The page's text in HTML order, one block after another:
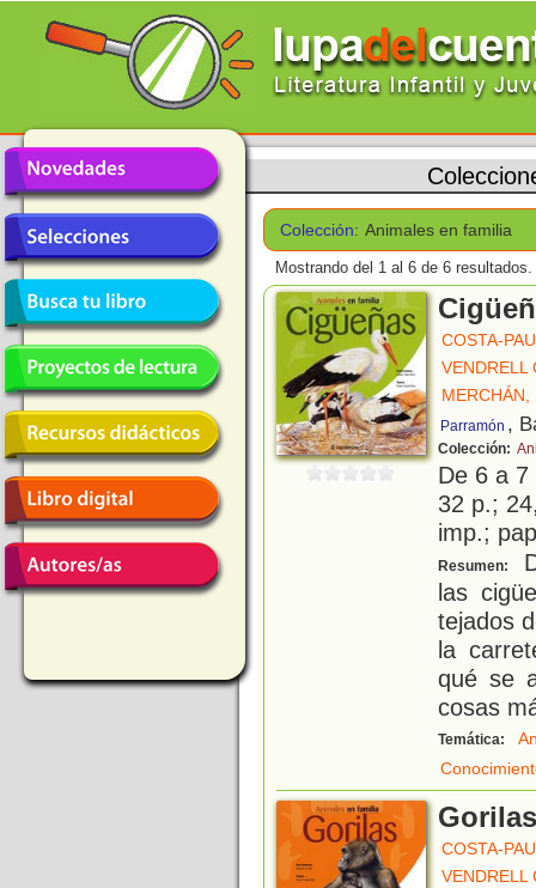
Colección: Animales en familia
Mostrando del 1 al 6 de 6 resultados.
COSTA-
VENDRELL
MERCHÁN,
Parramón ,
Colección:
De 6 a
32 p.;
imp.;
Resumen:
las
tejados
la
qué se
cosas
Temática:
Gorilas
COSTA-
VENDRELL